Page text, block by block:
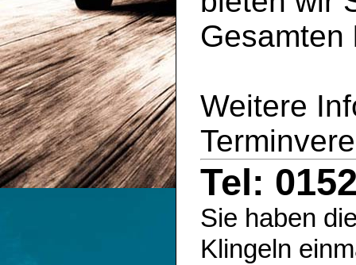
Gesamten
Weitere
Tel:
Sie haben
Klingeln